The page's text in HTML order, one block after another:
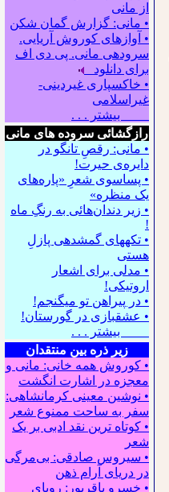
از مانی
• مانی: گزارش گمان شکن
• آوازهای کوروش آریایی.
سروده‍ی مانی. پی دی اف
برای دانلود
• خاکسپاری غیردینی-
غیراسلامی
بیشتر . . .
رازگشائی سروده های مانی
• مانی: رقصِ تانگو در
دایره‌ی حیرت!
• پساسوی شعرِ «پاره‌های
یک منظره»
• زیر دندان‌هائی به رنگِ ماه
!
• تکه⁪های گمشده⁪ی پازلِ
هستی
• مدلی برای اشعار
اروتیکی!
• در پیراهن تو می⁪گنجم!
• عشقبازی در گورستان!
بیشتر . . .
زیر ذره بین منتقدان
• کوروش همه خانی: مانی و
معجزه در اشارت انگشت
• نوشین معینی کرمانشاهی:
سفر به ساحت ممنوع شعر
• کوتاه ترین نقد ادبی بر یک
شعر
• سیروس صادقی: بی‌مرگی
در دریای آرام ذهن
• خسرو باقرپور: ﺭوﻳﺎﻯ